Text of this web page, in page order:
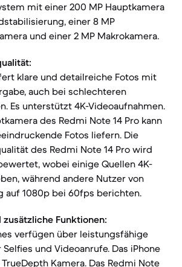
mit einer 200 MP Hauptkamera
einer 8 MP
und einer 2 MP Makrokamera.
klare und detailreiche Fotos mit
auch bei schlechteren
Es unterstützt 4K-Videoaufnahmen.
des Redmi Note 14 Pro kann
Fotos liefern. Die
des Redmi Note 14 Pro wird
wobei einige Quellen 4K-
während andere Nutzer von
auf 1080p bei 60fps berichten.
zusätzliche Funktionen:
verfügen über leistungsfähige
und Videoanrufe. Das iPhone
TrueDepth Kamera. Das Redmi Note